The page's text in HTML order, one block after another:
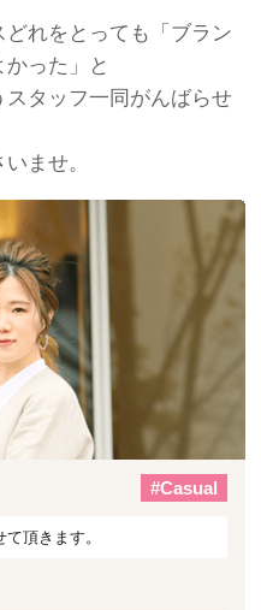
れをとっても「ブラン
った」と
タッフ一同がんばらせ
ませ。
#Casual
頂きます。